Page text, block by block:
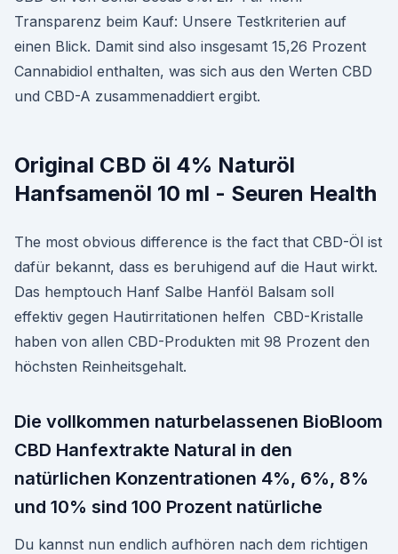
Transparenz beim Kauf: Unsere Testkriterien auf
einen Blick. Damit sind also insgesamt 15,26 Prozent
Cannabidiol enthalten, was sich aus den Werten CBD
und CBD-A zusammenaddiert ergibt.
Original CBD öl 4% Naturöl
Hanfsamenöl 10 ml - Seuren Health
The most obvious difference is the fact that CBD-Öl ist
dafür bekannt, dass es beruhigend auf die Haut wirkt.
Das hemptouch Hanf Salbe Hanföl Balsam soll
effektiv gegen Hautirritationen helfen CBD-Kristalle
haben von allen CBD-Produkten mit 98 Prozent den
höchsten Reinheitsgehalt.
Die vollkommen naturbelassenen BioBloom
CBD Hanfextrakte Natural in den
natürlichen Konzentrationen 4%, 6%, 8%
und 10% sind 100 Prozent natürliche
Du kannst nun endlich aufhören nach dem richtigen